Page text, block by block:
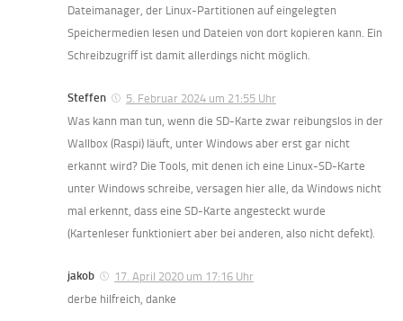
Dateimanager, der Linux-Partitionen auf eingelegten
Speichermedien lesen und Dateien von dort kopieren kann. Ein
Schreibzugriff ist damit allerdings nicht möglich.
Steffen
5. Februar 2024 um 21:55 Uhr
Was kann man tun, wenn die SD-Karte zwar reibungslos in der
Wallbox (Raspi) läuft, unter Windows aber erst gar nicht
erkannt wird? Die Tools, mit denen ich eine Linux-SD-Karte
unter Windows schreibe, versagen hier alle, da Windows nicht
mal erkennt, dass eine SD-Karte angesteckt wurde
(Kartenleser funktioniert aber bei anderen, also nicht defekt).
jakob
17. April 2020 um 17:16 Uhr
derbe hilfreich, danke